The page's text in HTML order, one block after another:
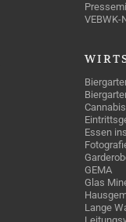
VEBWK-
Essen
GEMA
Glas
Lange